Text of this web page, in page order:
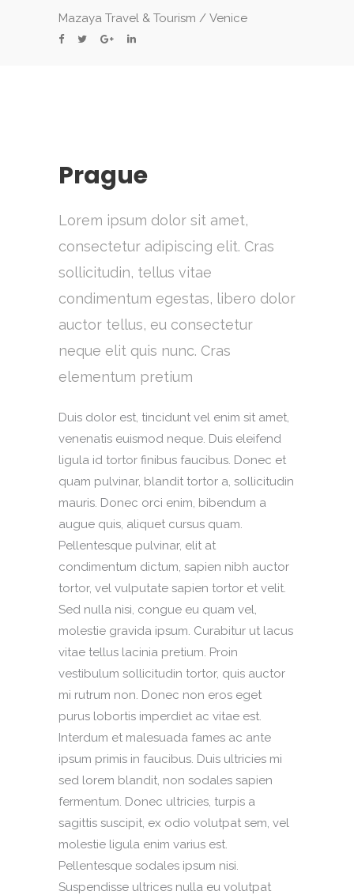
Mazaya Travel & Tourism / Venice
Prague
Lorem ipsum dolor sit amet,
consectetur adipiscing elit. Cras
sollicitudin, tellus vitae
condimentum egestas, libero dolor
auctor tellus, eu consectetur
neque elit quis nunc. Cras
elementum pretium
Duis dolor est, tincidunt vel enim sit amet,
venenatis euismod neque. Duis eleifend
ligula id tortor finibus faucibus. Donec et
quam pulvinar, blandit tortor a, sollicitudin
mauris. Donec orci enim, bibendum a
augue quis, aliquet cursus quam.
Pellentesque pulvinar, elit at
condimentum dictum, sapien nibh auctor
tortor, vel vulputate sapien tortor et velit.
Sed nulla nisi, congue eu quam vel,
molestie gravida ipsum. Curabitur ut lacus
vitae tellus lacinia pretium. Proin
vestibulum sollicitudin tortor, quis auctor
mi rutrum non. Donec non eros eget
purus lobortis imperdiet ac vitae est.
Interdum et malesuada fames ac ante
ipsum primis in faucibus. Duis ultricies mi
sed lorem blandit, non sodales sapien
fermentum. Donec ultricies, turpis a
sagittis suscipit, ex odio volutpat sem, vel
molestie ligula enim varius est.
Pellentesque sodales ipsum nisi.
Suspendisse ultrices nulla eu volutpat